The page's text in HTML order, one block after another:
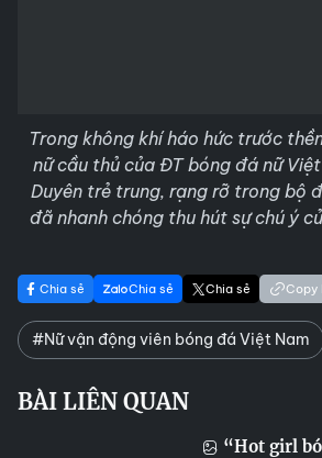
Trong không khí háo hức trước
nữ cầu thủ của ĐT bóng đá nữ
Duyên trẻ trung, rạng rỡ trong bộ
đã nhanh chóng thu hút sự chú ý
Chia sẻ Chia sẻ Chia sẻ Copy
#Nữ vận động viên bóng đá Việt Nam
BÀI LIÊN QUAN
“Hot girl